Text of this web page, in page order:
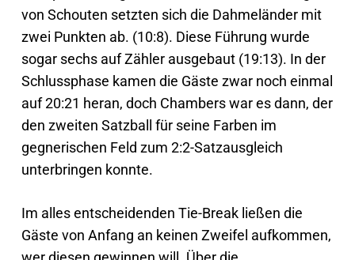
von Schouten setzten sich die Dahmeländer mit
zwei Punkten ab. (10:8). Diese Führung wurde
sogar sechs auf Zähler ausgebaut (19:13). In der
Schlussphase kamen die Gäste zwar noch einmal
auf 20:21 heran, doch Chambers war es dann, der
den zweiten Satzball für seine Farben im
gegnerischen Feld zum 2:2-Satzausgleich
unterbringen konnte.
Im alles entscheidenden Tie-Break ließen die
Gäste von Anfang an keinen Zweifel aufkommen,